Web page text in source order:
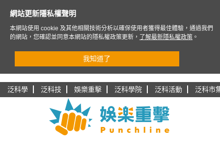
泛科學 泛科技 娛樂重擊 泛科學院 泛科活動 泛科市
網站更新隱私權聲明
本網站使用 cookie 及其他相關技術分析以確保使用者獲得最佳體驗，通過我們
的網站，您確認並同意本網站的隱私權政策更新，
了解最新隱私權政策 。
我知道了